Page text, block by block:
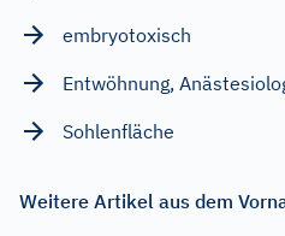
embryotoxisch
Entwöhnung,
Sohlenfläche
Weitere Artikel aus dem